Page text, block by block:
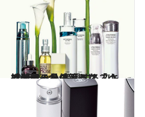
2015.2.1
綾瀬はるかのような「ゆで卵肌」を 実現するスキンケアの具体策とは？
ビューティ＆ヘルス